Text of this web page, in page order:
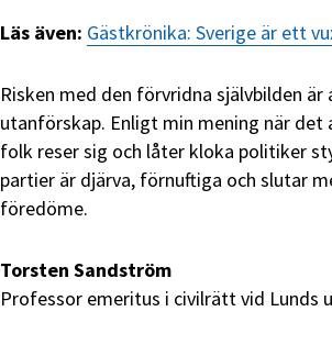
Läs även: Gästkrönika: Sverige är ett
Risken med den förvridna självbilden
utanförskap. Enligt min mening när
folk reser sig och låter kloka politiker
partier är djärva, förnuftiga och slutar
föredöme.
Torsten Sandström
Professor emeritus i civilrätt vid Lunds